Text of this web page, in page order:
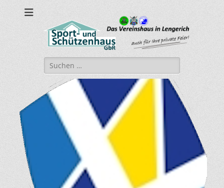
sport-und-
schuetzenhaus.de
Sport- und Schützenhaus GbR
Suche
nach: